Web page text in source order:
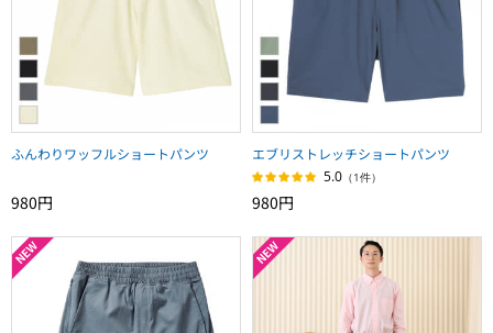
ふんわりワッフルショートパンツ
980円
エブリストレッチショートパンツ
5.0 （1件）
980円